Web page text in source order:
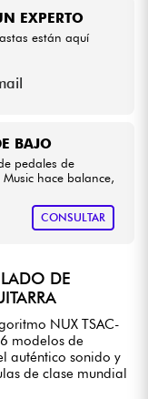
BAJO
pedales de
hace balance,
CONSULTAR
EXPERTO
están aquí
DE
NUX TSAC-
modelos de
auténtico sonido y
de clase mundial